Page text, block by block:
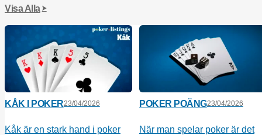
Visa Alla
KÅK I POKER23/04/2026
Kåk är en stark hand i poker
POKER POÄNG23/04/2026
När man spelar poker är det